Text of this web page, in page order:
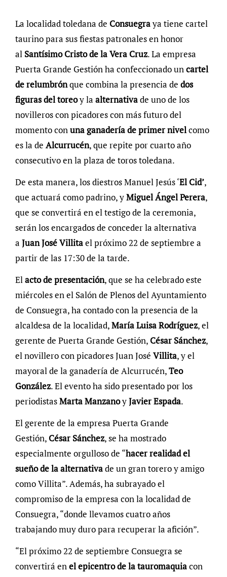
La localidad toledana de Consuegraya tiene cartel
taurino para sus fiestas patronales en honor
al Santísimo Cristo de la Vera Cruz. La empresa
Puerta Grande Gestión ha confeccionado uncartel
de relumbrónque combina la presencia de dos
figuras del toreoy la alternativade uno de los
novilleros con picadores con más futuro del
momento conuna ganadería de primer nivelcomo
es la de Alcurrucén, que repite por cuarto año
consecutivo en la plaza de toros toledana.
De esta manera, los diestros Manuel Jesús ‘El Cid’,
que actuará como padrino, yMiguel Ángel Perera,
que se convertirá en el testigo de la ceremonia,
serán los encargados de conceder la alternativa
a Juan José Villitael próximo 22 de septiembre a
partir de las 17:30 de la tarde.
Elacto de presentación, que se ha celebrado este
miércoles en el Salón de Plenos del Ayuntamiento
de Consuegra, ha contado con la presencia de la
alcaldesa de la localidad,María Luisa Rodríguez, el
gerente de Puerta Grande Gestión, César Sánchez,
el novillero con picadores Juan José Villita, y el
mayoral de la ganadería de Alcurrucén,Teo
González. El evento ha sido presentado por los
periodistasMarta ManzanoyJavier Espada.
El gerente de la empresa Puerta Grande
Gestión, César Sánchez, se ha mostrado
especialmente orgulloso de “hacer realidad el
sueño de la alternativade un gran torero y amigo
como Villita”. Además, ha subrayado el
compromiso de la empresa con la localidad de
Consuegra, “donde llevamos cuatro años
trabajando muy duro para recuperar la afición”.
“El próximo 22 de septiembre Consuegra se
convertirá enel epicentro de la tauromaquiacon